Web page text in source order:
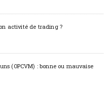
activité de trading ?
(OPCVM) : bonne ou mauvaise